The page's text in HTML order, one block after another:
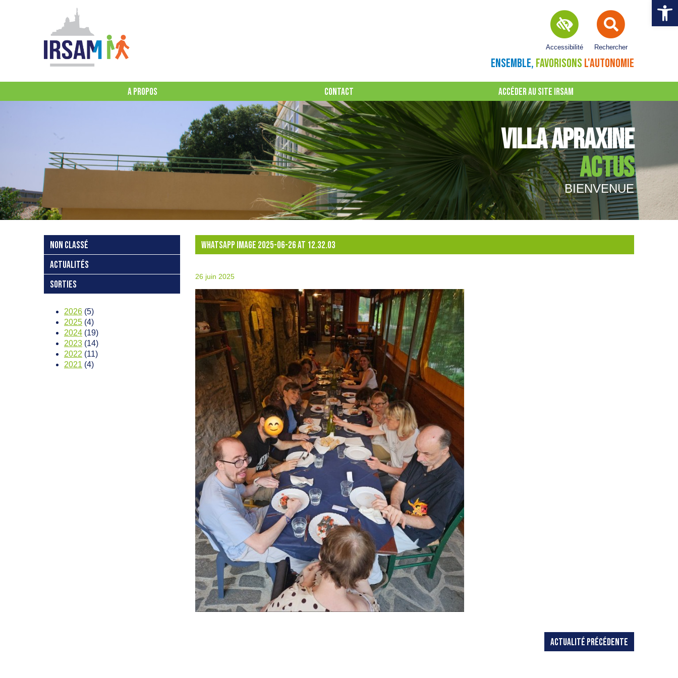
Ouvrir
Rechercher
Accessibilité
ENSEMBLE, FAVORISONS L'AUTONOMIE
A PROPOS CONTACT ACCÉDER AU SITE IRSAM
VILLA APRAXINE
ACTUS
BIENVENUE
NON CLASSÉ
ACTUALITÉS
SORTIES
2026 (5)
2025 (4)
2024 (19)
2023 (14)
2022 (11)
2021 (4)
WHATSAPP IMAGE 2025-06-26 AT 12.32.03
26 juin 2025
ACTUALITÉ PRÉCÉDENTE